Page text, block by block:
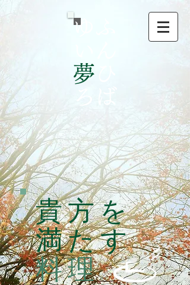
ゆふ
夢
貴方を
満たす
料理